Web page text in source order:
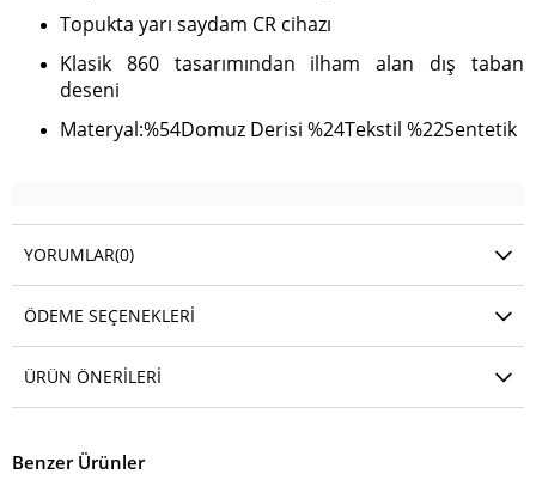
Topukta yarı saydam CR cihazı
Klasik 860 tasarımından ilham alan dış taban
deseni
Materyal:%54Domuz Derisi %24Tekstil %22Sentetik
YORUMLAR(0)
ÖDEME SEÇENEKLERI
ÜRÜN ÖNERILERI
Benzer Ürünler